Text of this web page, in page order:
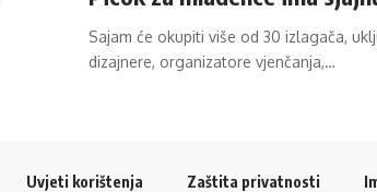
Sajam će okupiti više od 30 izlagača,
dizajnere, organizatore vjenčanja,…
Uvjeti korištenja Zaštita privatnosti